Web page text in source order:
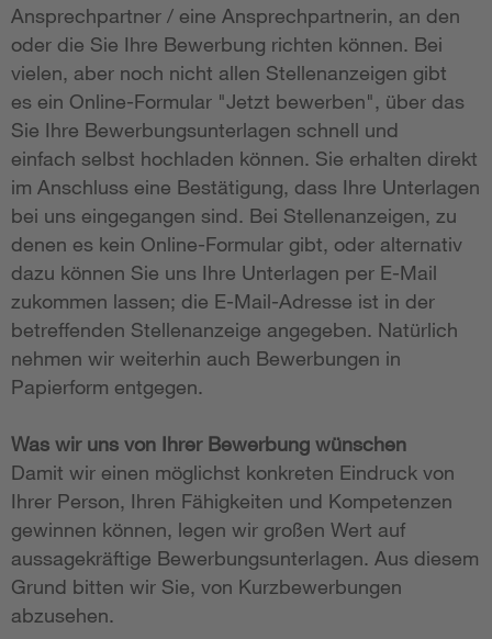
Ansprechpartner / eine Ansprechpartnerin, an den
oder die Sie Ihre Bewerbung richten können. Bei
vielen, aber noch nicht allen Stellenanzeigen gibt
es ein Online-Formular "Jetzt bewerben", über das
Sie Ihre Bewerbungsunterlagen schnell und
einfach selbst hochladen können. Sie erhalten direkt
im Anschluss eine Bestätigung, dass Ihre Unterlagen
bei uns eingegangen sind. Bei Stellenanzeigen, zu
denen es kein Online-Formular gibt, oder alternativ
dazu können Sie uns Ihre Unterlagen per E-Mail
zukommen lassen; die E-Mail-Adresse ist in der
betreffenden Stellenanzeige angegeben. Natürlich
nehmen wir weiterhin auch Bewerbungen in
Papierform entgegen.
Was wir uns von Ihrer Bewerbung wünschen
Damit wir einen möglichst konkreten Eindruck von
Ihrer Person, Ihren Fähigkeiten und Kompetenzen
gewinnen können, legen wir großen Wert auf
aussagekräftige Bewerbungsunterlagen. Aus diesem
Grund bitten wir Sie, von Kurzbewerbungen
abzusehen.